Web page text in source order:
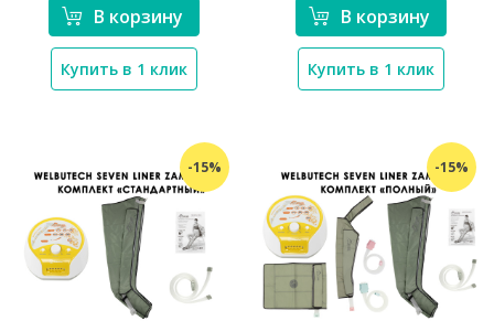
В корзину
Купить в 1 клик
В корзину
Купить в 1 клик
-15% -15%